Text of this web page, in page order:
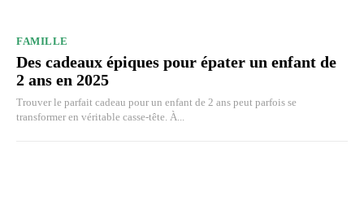
FAMILLE
Des cadeaux épiques pour épater un enfant de
2 ans en 2025
Trouver le parfait cadeau pour un enfant de 2 ans peut parfois se
transformer en véritable casse-tête. À...